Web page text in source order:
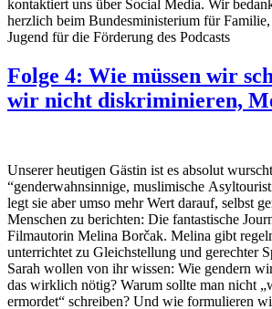
kontaktiert uns über Social Media. Wir
herzlich beim Bundesministerium für
Jugend für die Förderung des Podcasts
Folge 4: Wie müssen wir
wir nicht diskriminieren,
Unserer heutigen Gästin ist es absolut
“genderwahnsinnige, muslimische
legt sie aber umso mehr Wert darauf, selbst
Menschen zu berichten: Die fantastische
Filmautorin Melina Borčak. Melina gibt
unterrichtet zu Gleichstellung und gerechter
Sarah wollen von ihr wissen: Wie gendern
das wirklich nötig? Warum sollte man nicht
ermordet“ schreiben? Und wie formulieren